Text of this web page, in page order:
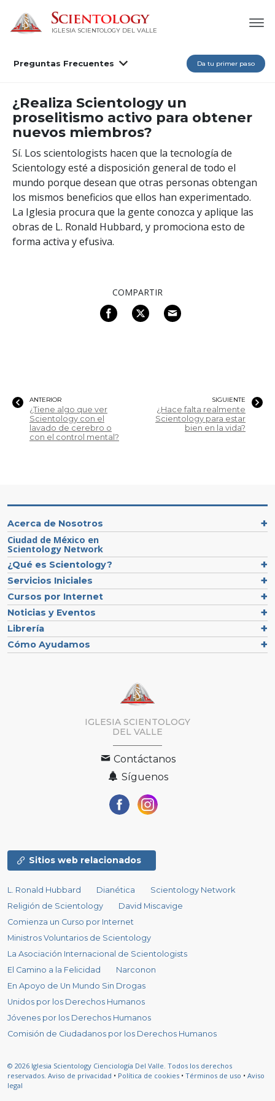
IGLESIA SCIENTOLOGY DEL VALLE
Preguntas Frecuentes Da tu primer paso
¿Realiza Scientology un
proselitismo activo para obtener
nuevos miembros?
Sí. Los scientologists hacen que la tecnología de
Scientology esté a disposición general de todo el
mundo porque desean que otras personas obtengan
los mismos beneficios que ellos han experimentado.
La Iglesia procura que la gente conozca y aplique las
obras de L. Ronald Hubbard, y promociona esto de
forma activa y efusiva.
COMPARTIR
ANTERIOR
¿Tiene algo que ver
Scientology con el
lavado de cerebro o
con el control mental?
SIGUIENTE
¿Hace falta realmente
Scientology para estar
bien en la vida?
Acerca de Nosotros
Ciudad de México en
Scientology Network
¿Qué es Scientology?
Servicios Iniciales
Cursos por Internet
Noticias y Eventos
Librería
Cómo Ayudamos
IGLESIA SCIENTOLOGY
DEL VALLE
Contáctanos
Síguenos
Sitios web relacionados
L. Ronald Hubbard Dianética
Scientology Network
Religión de Scientology
David Miscavige
Comienza un Curso por Internet
Ministros Voluntarios de Scientology
La Asociación Internacional de Scientologists
El Camino a la Felicidad
Narconon
En Apoyo de Un Mundo Sin Drogas
Unidos por los Derechos Humanos
Jóvenes por los Derechos Humanos
Comisión de Ciudadanos por los Derechos Humanos
© 2026 Iglesia Scientology Cienciología Del Valle. Todos los derechos
reservados. Aviso de privacidad • Política de cookies • Términos de uso • Aviso
legal